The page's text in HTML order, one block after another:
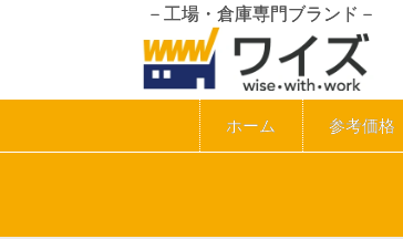
－工場・倉庫専門ブランド－
ホーム 参考価格